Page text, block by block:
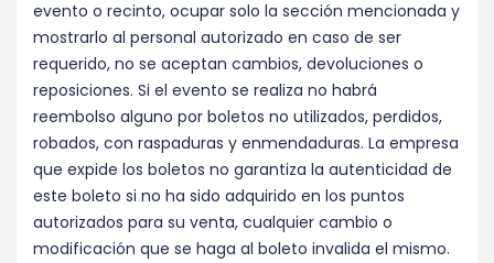
evento o recinto, ocupar solo la sección mencionada y
mostrarlo al personal autorizado en caso de ser
requerido, no se aceptan cambios, devoluciones o
reposiciones. Si el evento se realiza no habrá
reembolso alguno por boletos no utilizados, perdidos,
robados, con raspaduras y enmendaduras. La empresa
que expide los boletos no garantiza la autenticidad de
este boleto si no ha sido adquirido en los puntos
autorizados para su venta, cualquier cambio o
modificación que se haga al boleto invalida el mismo.